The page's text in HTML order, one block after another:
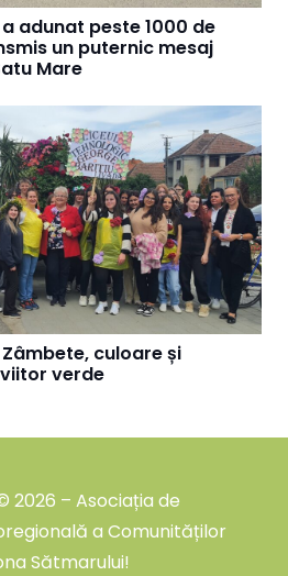
adunat peste 1000 de
un puternic mesaj
Mare
culoare și
verde
2026 – Asociația de
a Comunităților
Sătmarului!